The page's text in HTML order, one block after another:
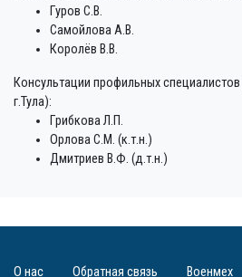
Гуров С.В.
Самойлова А.В.
Королёв В.В.
Консультации профильных
г.Тула):
Грибкова Л.П.
Орлова С.М. (к.т.н.)
Дмитриев В.Ф. (д.т.н.)
О нас Обратная связь Военмех